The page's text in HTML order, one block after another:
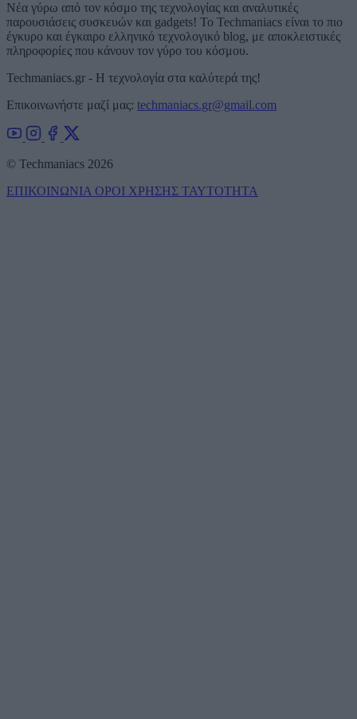
Νέα γύρω από τον κόσμο της τεχνολογίας και αναλυτικές
παρουσιάσεις συσκευών και gadgets! Το Techmaniacs είναι το πιο
έγκυρο και έγκαιρο ελληνικό τεχνολογικό blog, με αποκλειστικές
πληροφορίες που κάνουν τον γύρο του κόσμου.
Techmaniacs.gr - Η τεχνολογία στα καλύτερά της!
Επικοινωνήστε μαζί μας: techmaniacs.gr@gmail.com
© Techmaniacs 2026
ΕΠΙΚΟΙΝΩΝΙΑ ΟΡΟΙ ΧΡΗΣΗΣ ΤΑΥΤΟΤΗΤΑ